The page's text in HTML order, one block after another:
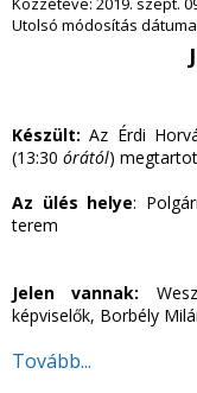
Utolsó módosítás
Készült: Az Érdi
(13:30 órától)
Az ülés helye:
terem
Jelen vannak:
képviselők, Borbély
Tovább...